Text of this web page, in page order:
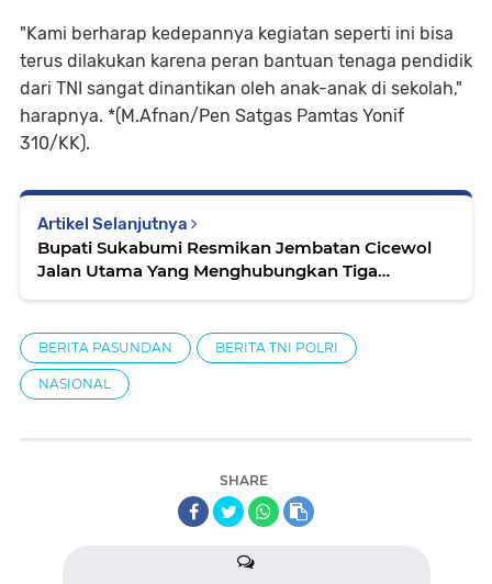
"Kami berharap kedepannya kegiatan seperti ini bisa
terus dilakukan karena peran bantuan tenaga pendidik
dari TNI sangat dinantikan oleh anak-anak di sekolah,"
harapnya. *(M.Afnan/Pen Satgas Pamtas Yonif
310/KK).
Artikel Selanjutnya
Bupati Sukabumi Resmikan Jembatan Cicewol
Jalan Utama Yang Menghubungkan Tiga
BERITA PASUNDAN BERITA TNI POLRI
NASIONAL
SHARE